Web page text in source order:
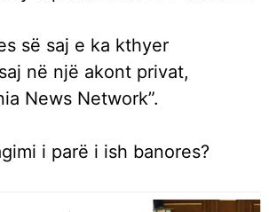
së saj e ka kthyer
në një akont privat,
News Network”.
i parë i ish banores?